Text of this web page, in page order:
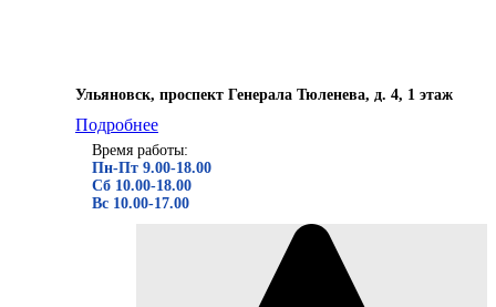
Ульяновск, проспект Генерала Тюленева, д. 4, 1 этаж
Подробнее
Время работы:
Пн-Пт 9.00-18.00
Сб 10.00-18.00
Вс 10.00-17.00